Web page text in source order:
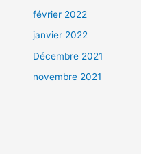
février 2022
janvier 2022
Décembre 2021
novembre 2021